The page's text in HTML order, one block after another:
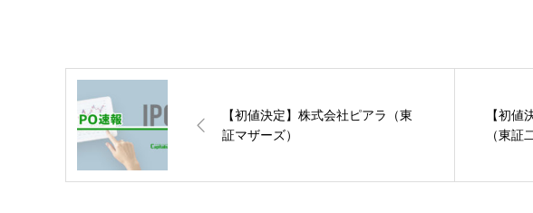
【初値決定】株式会社ピアラ（東
証マザーズ）
【初値
（東証